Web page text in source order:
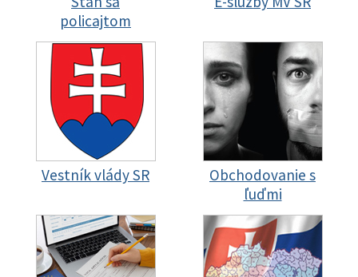
policajtom
Vestník vlády SR
Obchodovanie s
ľuďmi